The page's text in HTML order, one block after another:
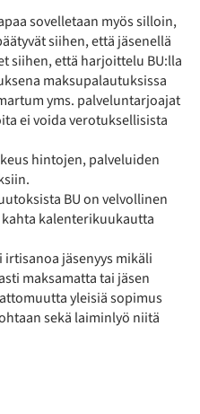
sovelletaan myös silloin,
siihen, että jäsenellä
siihen, että harjoittelu BU:lla
maksupalautuksissa
yms. palveluntarjoajat
ei voida verotuksellisista
hintojen, palveluiden
BU on velvollinen
kalenterikuukautta
irtisanoa jäsenyys mikäli
maksamatta tai jäsen
yleisiä sopimus
sekä laiminlyö niitä